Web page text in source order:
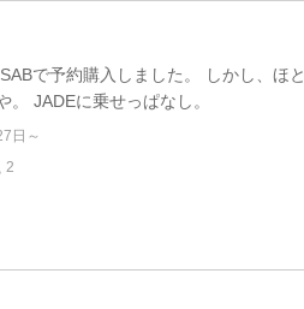
で予約購入しました。 しかし、ほと
。 JADEに乗せっぱなし。
日～
2